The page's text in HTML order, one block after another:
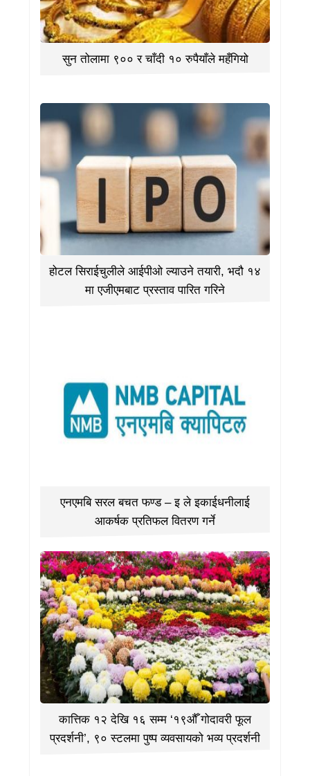
सुन तोलामा ९०० र चाँदी १० रुपैयाँले महँगियो
होटल सिराईचुलीले आईपीओ ल्याउने तयारी, भदौ १४
मा एजीएमबाट प्रस्ताव पारित गरिने
एनएमबि सरल बचत फण्ड – इ ले इकाईधनीलाई
आकर्षक प्रतिफल वितरण गर्ने
कात्तिक १२ देखि १६ सम्म ‘१९औँ गोदावरी फूल
प्रदर्शनी’, ९० स्टलमा पुष्प व्यवसायको भव्य प्रदर्शनी